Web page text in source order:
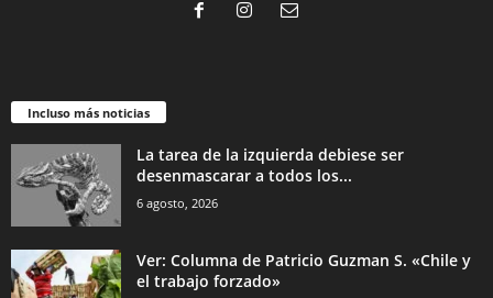
Incluso más noticias
La tarea de la izquierda debiese ser
desenmascarar a todos los...
6 agosto, 2026
Ver: Columna de Patricio Guzman S. «Chile y
el trabajo forzado»